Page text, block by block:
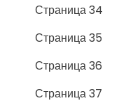
Страница 34
Страница 35
Страница 36
Страница 37